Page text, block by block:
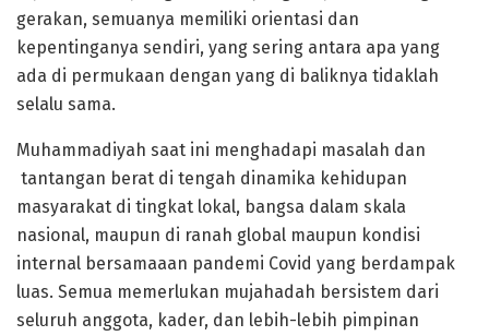
gerakan, semuanya memiliki orientasi dan
kepentinganya sendiri, yang sering antara apa yang
ada di permukaan dengan yang di baliknya tidaklah
selalu sama.
Muhammadiyah saat ini menghadapi masalah dan
tantangan berat di tengah dinamika kehidupan
masyarakat di tingkat lokal, bangsa dalam skala
nasional, maupun di ranah global maupun kondisi
internal bersamaaan pandemi Covid yang berdampak
luas. Semua memerlukan mujahadah bersistem dari
seluruh anggota, kader, dan lebih-lebih pimpinan